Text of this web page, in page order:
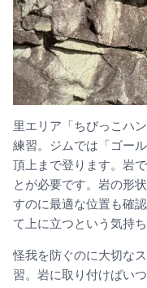
里エリア「ちびっこハ
練習。ジムでは「ゴー
頂上まで登ります。岩
とが必要です。岩の形
すのに最適な位置も確
て上に立つという気持
怪我を防ぐのに大切な
習。岩に取り付けばい